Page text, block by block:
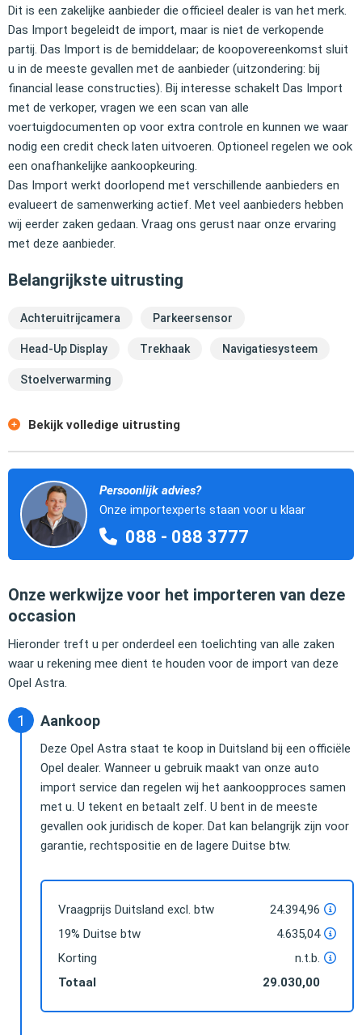
Dit is een zakelijke aanbieder die officieel dealer is van het merk.
Das Import begeleidt de import, maar is niet de verkopende
partij. Das Import is de bemiddelaar; de koopovereenkomst sluit
u in de meeste gevallen met de aanbieder (uitzondering: bij
financial lease constructies). Bij interesse schakelt Das Import
met de verkoper, vragen we een scan van alle
voertuigdocumenten op voor extra controle en kunnen we waar
nodig een credit check laten uitvoeren. Optioneel regelen we ook
een onafhankelijke aankoopkeuring.
Das Import werkt doorlopend met verschillende aanbieders en
evalueert de samenwerking actief. Met veel aanbieders hebben
wij eerder zaken gedaan. Vraag ons gerust naar onze ervaring
met deze aanbieder.
Belangrijkste uitrusting
Achteruitrijcamera Parkeersensor
Head-Up Display Trekhaak Navigatiesysteem
Stoelverwarming
Bekijk volledige uitrusting
Persoonlijk advies?
Onze importexperts staan voor u klaar
088 - 088 3777
Onze werkwijze voor het importeren van deze
occasion
Hieronder treft u per onderdeel een toelichting van alle zaken
waar u rekening mee dient te houden voor de import van deze
Opel Astra.
Aankoop
Deze Opel Astra staat te koop in Duitsland bij een officiële
Opel dealer. Wanneer u gebruik maakt van onze auto
import service dan regelen wij het aankoopproces samen
met u. U tekent en betaalt zelf. U bent in de meeste
gevallen ook juridisch de koper. Dat kan belangrijk zijn voor
garantie, rechtspositie en de lagere Duitse btw.
Vraagprijs Duitsland excl. btw
24.394,96
19% Duitse btw
4.635,04
Korting
n.t.b.
Totaal
29.030,00